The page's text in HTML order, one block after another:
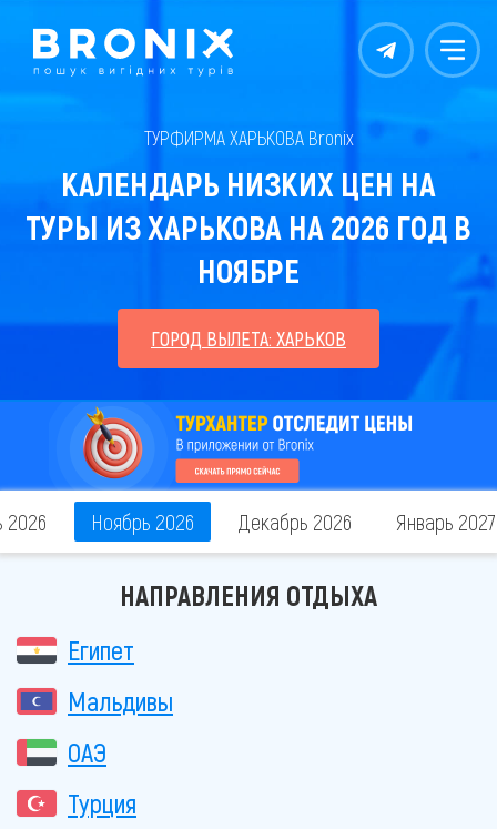
Контакты Меню
ТУРФИРМА ХАРЬКОВА Bronix
КАЛЕНДАРЬ НИЗКИХ ЦЕН НА
ТУРЫ ИЗ ХАРЬКОВА НА 2026 ГОД В
НОЯБРЕ
ГОРОД ВЫЛЕТА: ХАРЬКОВ
2026 Ноябрь 2026 Декабрь 2026 Январь 2027
НАПРАВЛЕНИЯ ОТДЫХА
Египет
Мальдивы
ОАЭ
Турция